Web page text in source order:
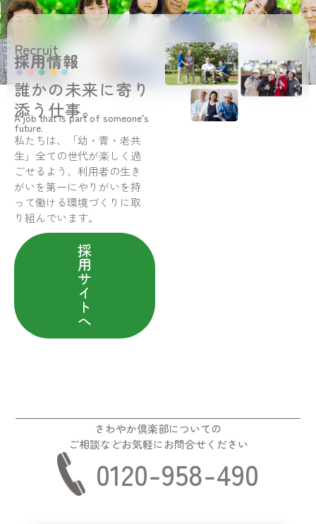
Recruit
採用情報
誰かの未来に寄り
添う仕事。
A job that is part of someone’s
future.
私たちは、「幼・青・老共
生」全ての世代が楽しく過
ごせるよう、利用者の生き
がいを第一にやりがいを持
って働ける環境づくりに取
り組んでいます。
採
用
サ
イ
ト
へ
さわやか倶楽部についての
ご相談などお気軽にお問合せください
0120-958-490